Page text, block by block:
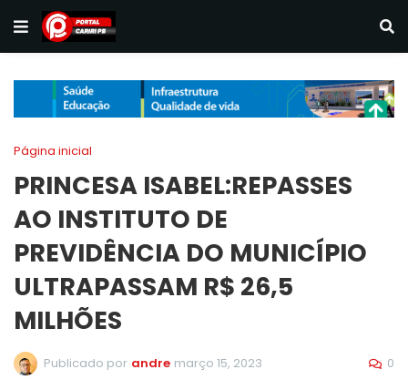
Página inicial
PRINCESA ISABEL:REPASSES
AO INSTITUTO DE
PREVIDÊNCIA DO MUNICÍPIO
ULTRAPASSAM R$ 26,5
MILHÕES
Publicado por andre março 15, 2023 0